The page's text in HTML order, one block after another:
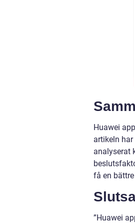
Huawei
artikeln
analyserat
få en
”Huawei